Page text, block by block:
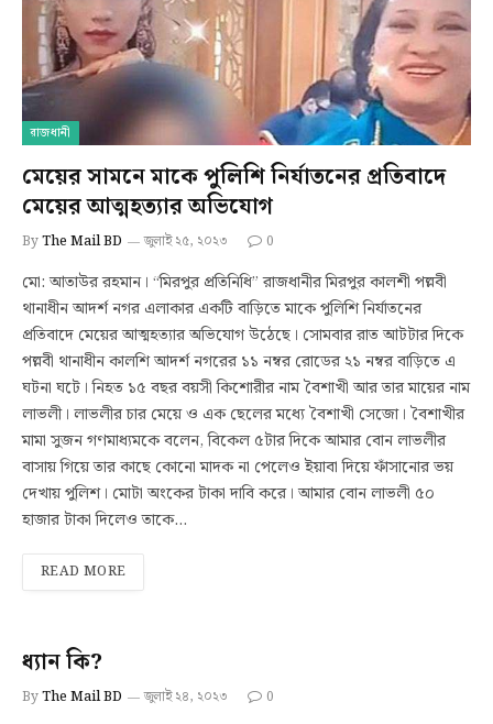
রাজধানী
মেয়ের সামনে মাকে পুলিশি নির্যাতনের প্রতিবাদে
মেয়ের আত্মহত্যার অভিযোগ
ByThe Mail BD জুলাই ২৫, ২০২৩ 0
মো: আতাউর রহমান। “মিরপুর প্রতিনিধি” রাজধানীর মিরপুর কালশী পল্লবী
থানাধীন আদর্শ নগর এলাকার একটি বাড়িতে মাকে পুলিশি নির্যাতনের
প্রতিবাদে মেয়ের আত্মহত্যার অভিযোগ উঠেছে। সোমবার রাত আটটার দিকে
পল্লবী থানাধীন কালশি আদর্শ নগরের ১১ নম্বর রোডের ২১ নম্বর বাড়িতে এ
ঘটনা ঘটে। নিহত ১৫ বছর বয়সী কিশোরীর নাম বৈশাখী আর তার মায়ের নাম
লাভলী। লাভলীর চার মেয়ে ও এক ছেলের মধ্যে বৈশাখী সেজো। বৈশাখীর
মামা সুজন গণমাধ্যমকে বলেন, বিকেল ৫টার দিকে আমার বোন লাভলীর
বাসায় গিয়ে তার কাছে কোনো মাদক না পেলেও ইয়াবা দিয়ে ফাঁসানোর ভয়
দেখায় পুলিশ। মোটা অংকের টাকা দাবি করে। আমার বোন লাভলী ৫০
হাজার টাকা দিলেও তাকে…
READ MORE
ধ্যান কি?
ByThe Mail BD জুলাই ২৪, ২০২৩ 0